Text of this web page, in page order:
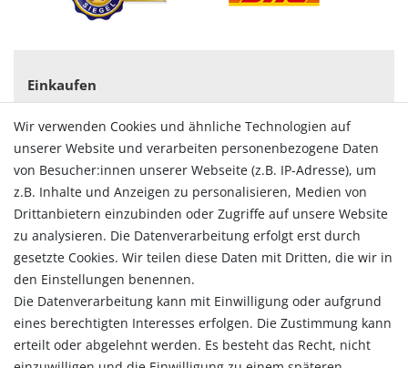
Einkaufen
Zahlungsarten
Versandarten & -kosten
Widerrufsrecht
Vertrag widerrufen
Konto
Login
Registrieren
Warenkorb
Zur Kasse
Allgemein
Kontakt
Wir verwenden Cookies und ähnliche Technologien auf
unserer Website und verarbeiten personenbezogene Daten
von Besucher:innen unserer Webseite (z.B. IP-Adresse), um
z.B. Inhalte und Anzeigen zu personalisieren, Medien von
Drittanbietern einzubinden oder Zugriffe auf unsere Website
zu analysieren. Die Datenverarbeitung erfolgt erst durch
gesetzte Cookies. Wir teilen diese Daten mit Dritten, die wir in
den Einstellungen benennen.
Die Datenverarbeitung kann mit Einwilligung oder aufgrund
eines berechtigten Interesses erfolgen. Die Zustimmung kann
erteilt oder abgelehnt werden. Es besteht das Recht, nicht